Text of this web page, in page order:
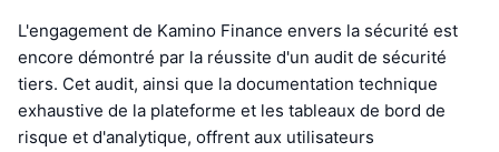
L'engagement de Kamino Finance envers la sécurité est
encore démontré par la réussite d'un audit de sécurité
tiers. Cet audit, ainsi que la documentation technique
exhaustive de la plateforme et les tableaux de bord de
risque et d'analytique, offrent aux utilisateurs